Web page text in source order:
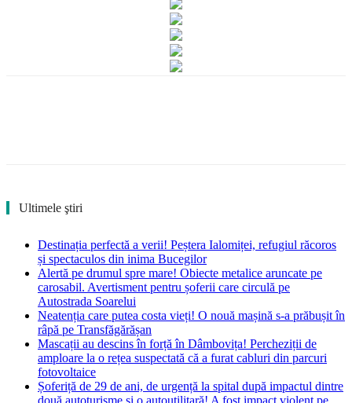
Ultimele ştiri
Destinația perfectă a verii! Peștera Ialomiței, refugiul răcoros
și spectaculos din inima Bucegilor
Alertă pe drumul spre mare! Obiecte metalice aruncate pe
carosabil. Avertisment pentru șoferii care circulă pe
Autostrada Soarelui
Neatenția care putea costa vieți! O nouă mașină s-a prăbușit în
râpă pe Transfăgărășan
Mascații au descins în forță în Dâmbovița! Percheziții de
amploare la o rețea suspectată că a furat cabluri din parcuri
fotovoltaice
Șoferiță de 29 de ani, de urgență la spital după impactul dintre
două autoturisme și o autoutilitară! A fost impact violent pe